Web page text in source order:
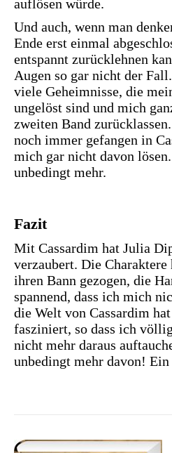
auflösen würde.
Und auch, wenn man
Ende erst einmal
entspannt zurücklehnen
Augen so gar nicht der
viele Geheimnisse, die
ungelöst sind und mich
zweiten Band
noch immer gefangen in
mich gar nicht davon
unbedingt mehr.
Fazit
Mit Cassardim hat Julia
verzaubert. Die
ihren Bann gezogen, die
spannend, dass ich mich
die Welt von Cassardim
fasziniert, so dass ich
nicht mehr daraus
unbedingt mehr davon!